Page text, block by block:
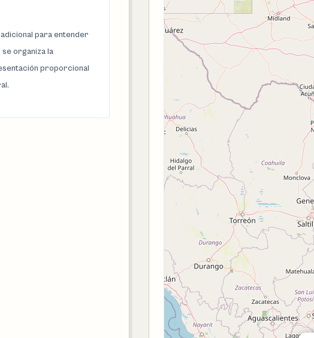
para entender
se organiza la
proporcional